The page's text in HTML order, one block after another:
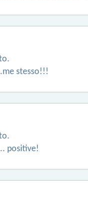
stesso!!!
positive!